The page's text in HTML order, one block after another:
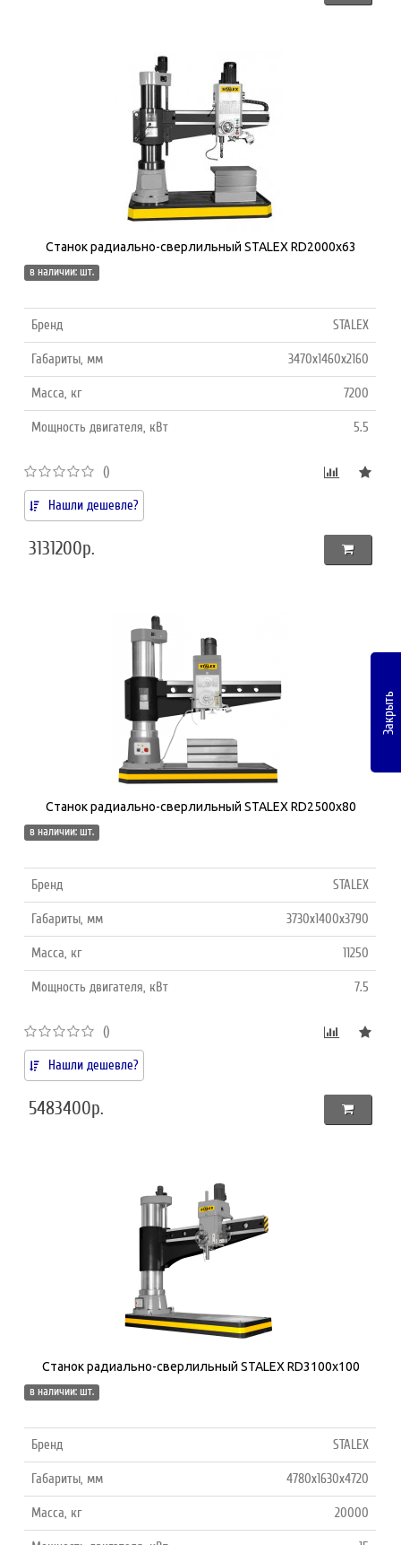
Станок радиально-сверлильный STALEX RD2000x63
в наличии: шт.
Бренд STALEX
Габариты, мм 3470х1460х2160
Масса, кг 7200
Мощность двигателя, кВт 5.5
()
Нашли дешевле?
3131200р.
Станок радиально-сверлильный STALEX RD2500x80
в наличии: шт.
Бренд STALEX
Габариты, мм 3730х1400х3790
Масса, кг 11250
Мощность двигателя, кВт 7.5
()
Нашли дешевле?
5483400р.
Станок радиально-сверлильный STALEX RD3100x100
в наличии: шт.
Бренд STALEX
Габариты, мм 4780х1630х4720
Масса, кг 20000
Закрыть